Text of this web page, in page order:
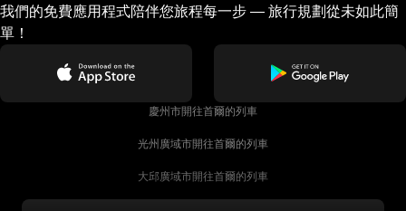
我們的免費應用程式陪伴您旅程每一步 — 旅行規劃從未如此簡
單！
慶州市開往首爾的列車
光州廣域市開往首爾的列車
大邱廣域市開往首爾的列車